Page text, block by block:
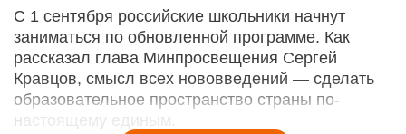
С 1 сентября российские школьники начнут
заниматься по обновленной программе. Как
рассказал глава Минпросвещения Сергей
Кравцов, смысл всех нововведений — сделать
образовательное пространство страны по-
настоящему единым.